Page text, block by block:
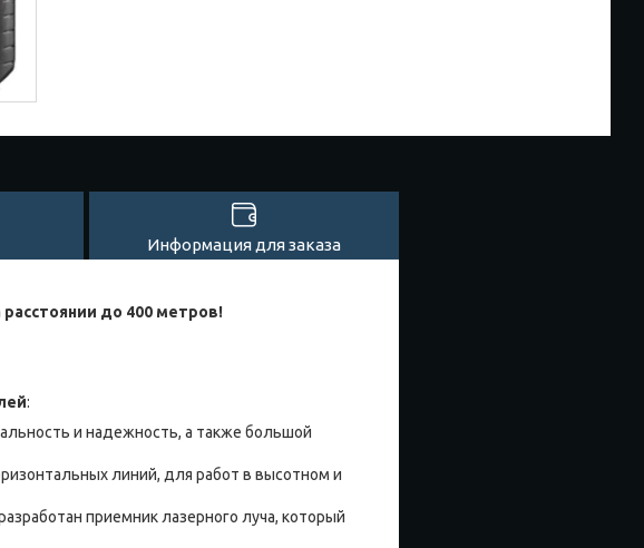
Информация для заказа
до 400 метров!
:
и надежность, а также большой
линий, для работ в высотном и
приемник лазерного луча, который